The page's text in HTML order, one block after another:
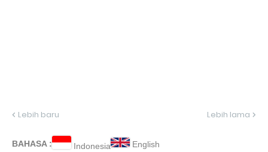
Lebih baru Lebih lama
BAHASA : Indonesia English